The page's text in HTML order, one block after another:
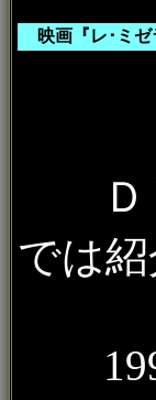
映画『レ･ミ
ＤＶ
では